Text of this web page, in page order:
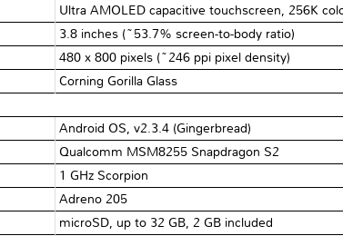
Ultra AMOLED capacitive touchscreen, 256K
3.8 inches (~53.7% screen-to-body ratio)
480 x 800 pixels (~246 ppi pixel density)
Corning Gorilla Glass
Android OS, v2.3.4 (Gingerbread)
Qualcomm MSM8255 Snapdragon S2
1 GHz Scorpion
Adreno 205
microSD, up to 32 GB, 2 GB included